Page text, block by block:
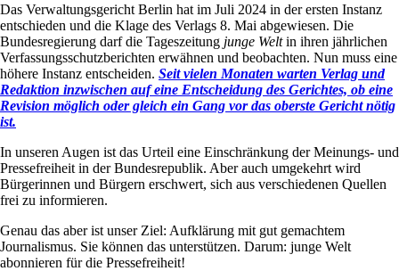
Das Verwaltungsgericht Berlin hat im Juli 2024 in der ersten Instanz
entschieden und die Klage des Verlags 8. Mai abgewiesen. Die
Bundesregierung darf die Tageszeitung junge Weltin ihren jährlichen
Verfassungsschutzberichten erwähnen und beobachten. Nun muss eine
höhere Instanz entscheiden. Seit vielen Monaten warten Verlag und
Redaktion inzwischen auf eine Entscheidung des Gerichtes, ob eine
Revision möglich oder gleich ein Gang vor das oberste Gericht nötig
ist.
In unseren Augen ist das Urteil eine Einschränkung der Meinungs- und
Pressefreiheit in der Bundesrepublik. Aber auch umgekehrt wird
Bürgerinnen und Bürgern erschwert, sich aus verschiedenen Quellen
frei zu informieren.
Genau das aber ist unser Ziel: Aufklärung mit gut gemachtem
Journalismus. Sie können das unterstützen. Darum: junge Welt
abonnieren für die Pressefreiheit!